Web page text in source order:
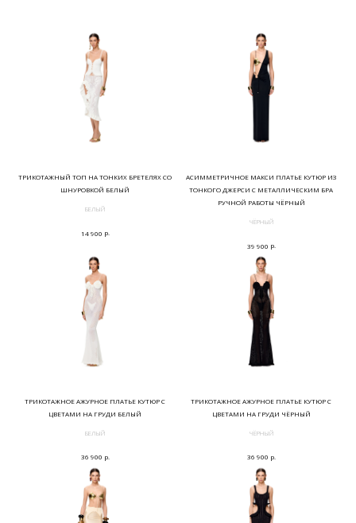
ТРИКОТАЖНЫЙ ТОП НА ТОНКИХ БРЕТЕЛЯХ СО
ШНУРОВКОЙ БЕЛЫЙ
БЕЛЫЙ
14 900 р.
АСИММЕТРИЧНОЕ МАКСИ ПЛАТЬЕ КУТЮР ИЗ
ТОНКОГО ДЖЕРСИ С МЕТАЛЛИЧЕСКИМ БРА
РУЧНОЙ РАБОТЫ ЧЁРНЫЙ
ЧЁРНЫЙ
39 900 р.
ТРИКОТАЖНОЕ АЖУРНОЕ ПЛАТЬЕ КУТЮР С
ЦВЕТАМИ НА ГРУДИ БЕЛЫЙ
БЕЛЫЙ
36 900 р.
ТРИКОТАЖНОЕ АЖУРНОЕ ПЛАТЬЕ КУТЮР С
ЦВЕТАМИ НА ГРУДИ ЧЁРНЫЙ
ЧЁРНЫЙ
36 900 р.